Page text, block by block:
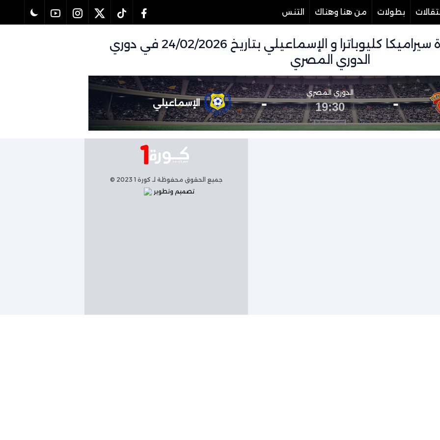
بطولات من هنا وهناك التنس
تفاصيل وموعد مباراة سيراميكا كليوباترا و الإسماعيلي بتاريخ 24/02/2026 في دوري
الدوري المصري
-
الدوري المصري
19:30
- الإسماعيلي
جميع الحقوق محفوظة لـ كورة 1 2023 ©
تصميم وتطوير